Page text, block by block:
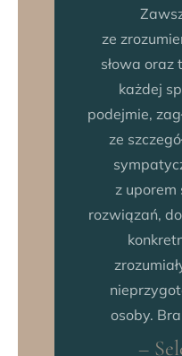
"Serdecznie
adwokacką
i
że
współpraca
Mecenas